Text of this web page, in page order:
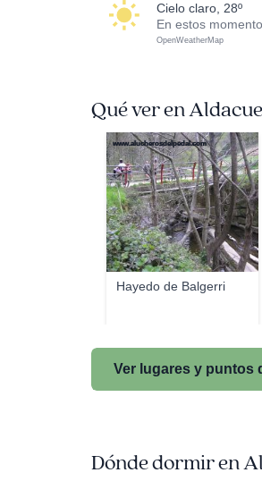
cielo claro, 28º
En estos
OpenWeatherMap
Qué ver en
Hayedo de Balgerri
www.alucherosdelpedal.com
Ver lugares y puntos
Dónde dormir en